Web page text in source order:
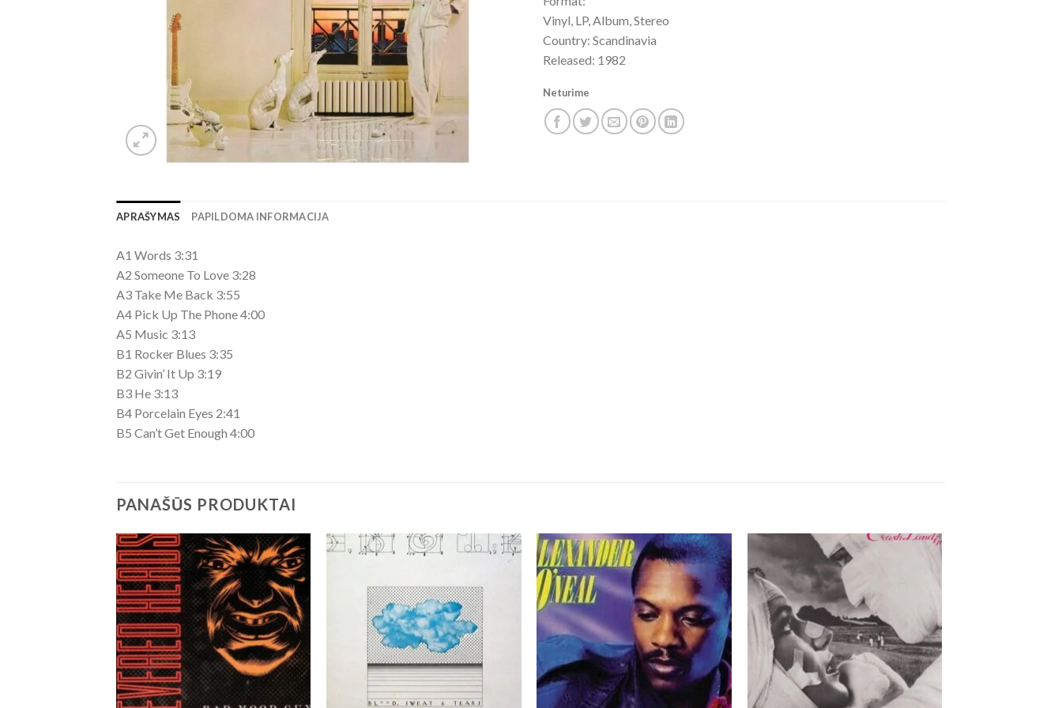
Vinyl, LP, Album, Stereo
Country: Scandinavia
Released: 1982
Neturime
APRAŠYMAS PAPILDOMA INFORMACIJA
A1 Words 3:31
A2 Someone To Love 3:28
A3 Take Me Back 3:55
A4 Pick Up The Phone 4:00
A5 Music 3:13
B1 Rocker Blues 3:35
B2 Givin’ It Up 3:19
B3 He 3:13
B4 Porcelain Eyes 2:41
B5 Can’t Get Enough 4:00
PANAŠŪS PRODUKTAI